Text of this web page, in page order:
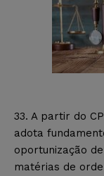
33. A partir do
adota
oportunização
matérias de